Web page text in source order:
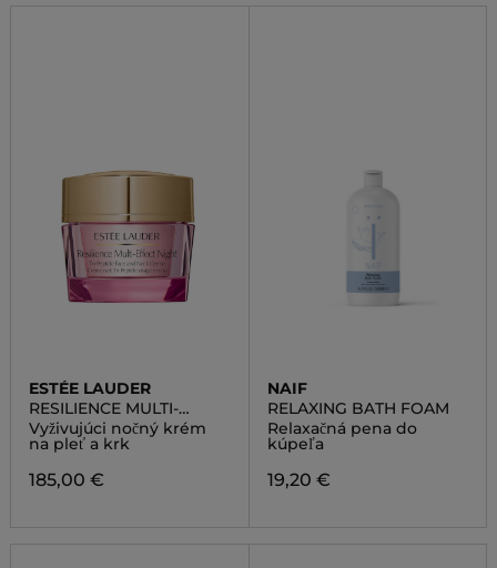
ESTÉE LAUDER
RESILIENCE MULTI-
EFFECT NIGHT CREAM
Vyživujúci nočný krém
na pleť a krk
185,00 €
NAIF
RELAXING BATH FOAM
Relaxačná pena do
kúpeľa
19,20 €